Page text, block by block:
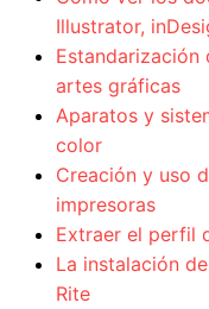
Illustrator,
Estandarización
artes gráficas
Aparatos y
color
Creación y uso
impresoras
Extraer el perfil
La instalación
Rite